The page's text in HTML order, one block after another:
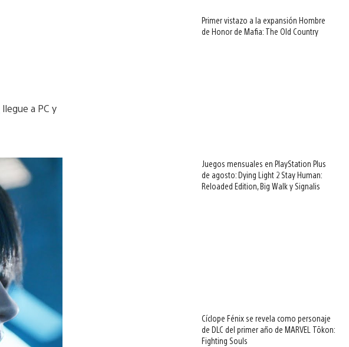
llegue a PC y
Primer vistazo a la expansión Hombre
de Honor de Mafia: The Old Country
Juegos mensuales en PlayStation Plus
de agosto: Dying Light 2 Stay Human:
Reloaded Edition, Big Walk y Signalis
Cíclope Fénix se revela como personaje
de DLC del primer año de MARVEL Tōkon:
Fighting Souls